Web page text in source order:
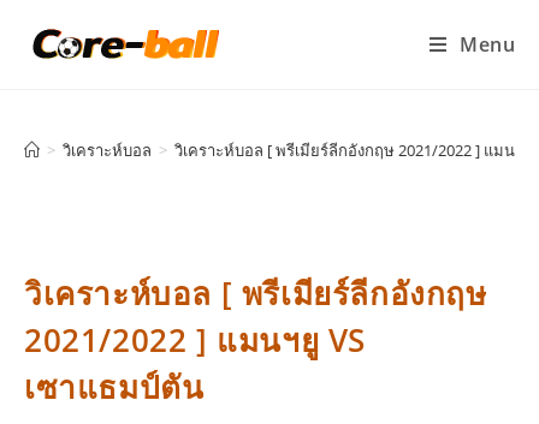
Menu
> วิเคราะห์บอล > วิเคราะห์บอล [ พรีเมียร์ลีกอังกฤษ 2021/2022 ] แมนฯยู
วิเคราะห์บอล [ พรีเมียร์ลีกอังกฤษ
2021/2022 ] แมนฯยู VS
เซาแธมป์ตัน